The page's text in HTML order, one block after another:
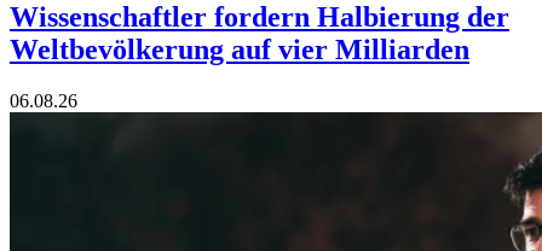
Wissenschaftler fordern Halbierung der
Weltbevölkerung auf vier Milliarden
06.08.26